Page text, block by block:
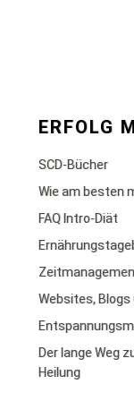
ERFOLG
SCD-Bücher
Wie am besten
FAQ Intro-Diät
Websites, Blogs
Der lange Weg
Heilung